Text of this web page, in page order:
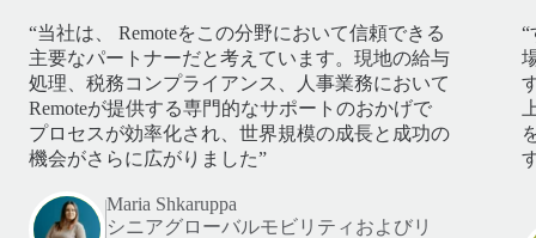
“当社は、 Remoteをこの分野において信頼できる
主要なパートナーだと考えています。現地の給与
処理、税務コンプライアンス、人事業務において
Remoteが提供する専門的なサポートのおかげで
プロセスが効率化され、世界規模の成長と成功の
機会がさらに広がりました”
Maria Shkaruppa
シニアグローバルモビリティおよびリ
“